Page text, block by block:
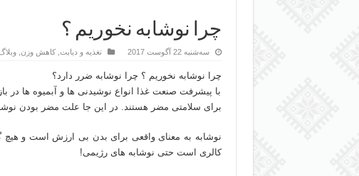
چرا نوشابه نخوریم ؟
سه‌شنبه 22 آگوست 2017 تغذیه و دیابت ,کاهش وزن ,
چرا نوشابه نخوریم ؟ چرا نوشابه ضرر دارد؟
با پیشرفت صنعت غذا انواع نوشیدنی ها و آبمیوه ها در
برای سلامتی مضر هستند. در این جا علت مضر بودن
نوشابه به معنای واقعی برای بدن بی ارزش است و هیچ
کالری است حتی نوشابه های رژیمی!